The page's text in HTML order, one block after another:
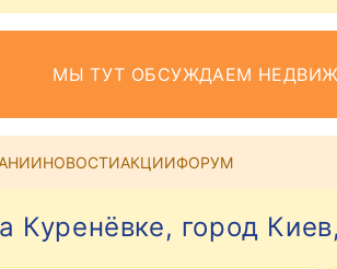
МЫ ТУТ ОБСУЖДАЕМ
НОВОСТИАКЦИИФОРУМ
Куренёвке, город